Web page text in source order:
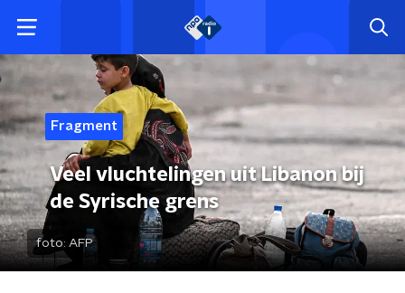
Fragment
Veel vluchtelingen uit Libanon bij
de Syrische grens
foto: AFP